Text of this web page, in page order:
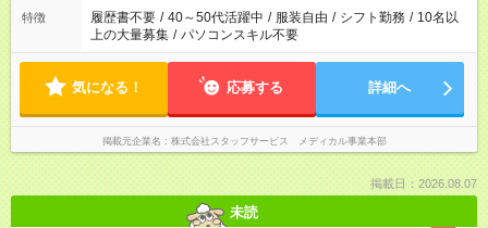
特徴 履歴書不要 / 40～50代活躍中 / 服装自由 / シフト勤務 / 10名以
上の大量募集 / パソコンスキル不要
気になる！ 応募する 詳細へ
掲載元企業名 株式会社スタッフサービス メディカル事業本部
掲載日：2026.08.07
未読